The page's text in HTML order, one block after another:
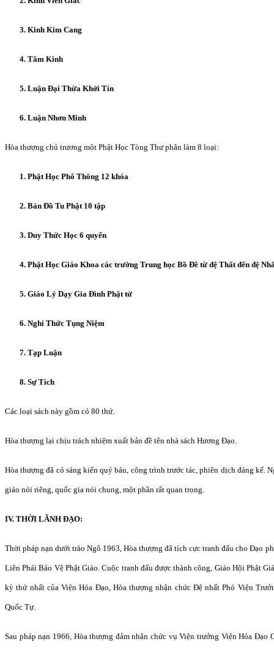
3. Kinh Kim Cang
4. Tâm Kinh
5. Luận Đại Thừa Khởi Tín
6. Luận Nhơn Minh
Hòa thượng chủ trương một Phật Học Tòng Thư phân làm 8 loại:
1. Phật Học Phổ Thông 12 khóa
2. Bản Đồ Tu Phật 10 tập
3. Duy Thức Học 6 quyển
4. Phật Học Giáo Khoa các trường Trung học Bồ Đề từ đệ Thất đến đệ
5. Giáo Lý Dạy Gia Đình Phật tử
6. Nghi Thức Tụng Niệm
7. Tạp Luận
8. Sự Tích
Các loại sách này gồm có 80 thứ.
Hòa thượng lại chịu trách nhiệm xuất bản đề tên nhà sách Hương Đạo.
Hòa thượng đã có sáng kiến quý báu, công trình trước tác, phiên dịch đáng kể.
giáo nói riêng, quốc gia nói chung, một phần rất quan trọng.
IV. THỜI LÃNH ĐẠO:
Thời pháp nạn dưới trào Ngô 1963, Hòa thượng đã tích cực tranh đấu cho Đạo
Liên Phái Bảo Vệ Phật Giáo. Cuộc tranh đấu được thành công, Giáo Hội Phật
kỳ thứ nhất của Viện Hóa Đạo, Hòa thượng nhận chức Đệ nhất Phó Viện
Quốc Tự.
Sau pháp nạn 1966, Hòa thượng đảm nhận chức vụ Viện trưởng Viện Hóa Đạo